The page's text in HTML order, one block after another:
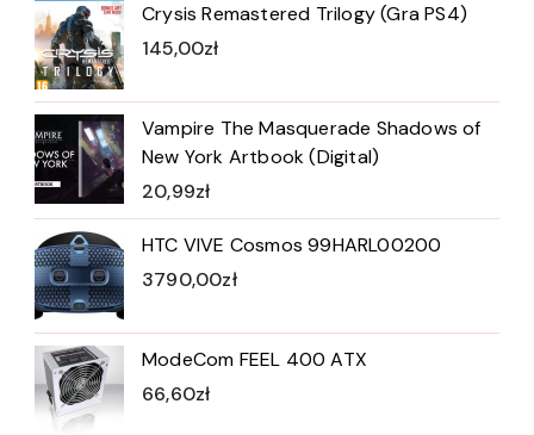
Crysis Remastered Trilogy (Gra PS4)
145,00zł
Vampire The Masquerade Shadows of
New York Artbook (Digital)
20,99zł
HTC VIVE Cosmos 99HARL00200
3790,00zł
ModeCom FEEL 400 ATX
66,60zł